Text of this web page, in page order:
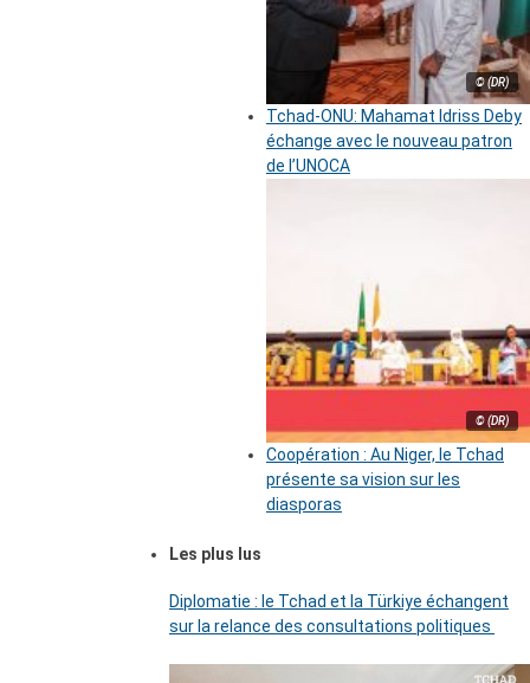
© (DR)
Tchad-ONU: Mahamat Idriss Deby
échange avec le nouveau patron
de l’UNOCA
© (DR)
Coopération : Au Niger, le Tchad
présente sa vision sur les
diasporas
Les plus lus
Diplomatie : le Tchad et la Türkiye échangent
sur la relance des consultations politiques